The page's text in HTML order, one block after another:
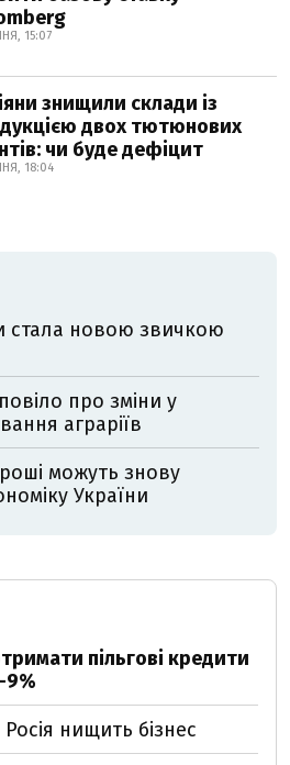
15:07
знищили склади із
двох тютюнових
чи буде дефіцит
18:04
стала новою звичкою
про зміни у
аграріїв
можуть знову
України
пільгові кредити
9%
нищить бізнес